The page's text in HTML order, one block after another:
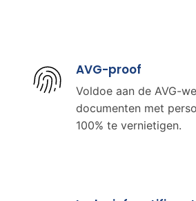
AVG-proof
Voldoe aan de AVG-
documenten met
100% te vernietigen.